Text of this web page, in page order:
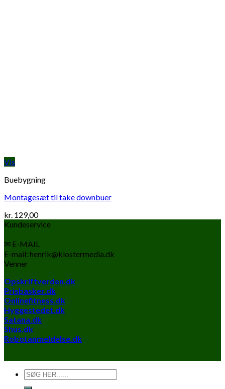
Vis
Buebygning
Montagesæt til take downbuer
kr. 129,00
Kundeservice
✉ E-MAIL
E-mail: henrik@klostermedia.dk
Venner
Opskriftverden.dk
Prisbasker.dk
Onlinefitness.dk
Hyggestedet.dk
Satana.dk
Shus.dk
Robotanmeldelse.dk
Søg
efter: